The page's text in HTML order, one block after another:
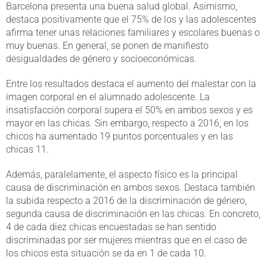
Barcelona presenta una buena salud global. Asimismo,
destaca positivamente que el 75% de los y las adolescentes
afirma tener unas relaciones familiares y escolares buenas o
muy buenas. En general, se ponen de manifiesto
desigualdades de género y socioeconómicas.
Entre los resultados destaca el aumento del malestar con la
imagen corporal en el alumnado adolescente. La
insatisfacción corporal supera el 50% en ambos sexos y es
mayor en las chicas. Sin embargo, respecto a 2016, en los
chicos ha aumentado 19 puntos porcentuales y en las
chicas 11.
Además, paralelamente, el aspecto físico es la principal
causa de discriminación en ambos sexos. Destaca también
la subida respecto a 2016 de la discriminación de género,
segunda causa de discriminación en las chicas. En concreto,
4 de cada diez chicas encuestadas se han sentido
discriminadas por ser mujeres mientras que en el caso de
los chicos esta situación se da en 1 de cada 10.